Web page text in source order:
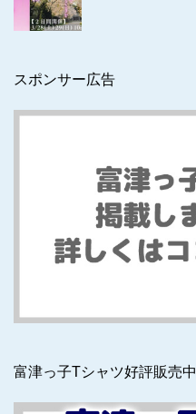
スポンサー広告
富津っ子Tシャツ好評販売中